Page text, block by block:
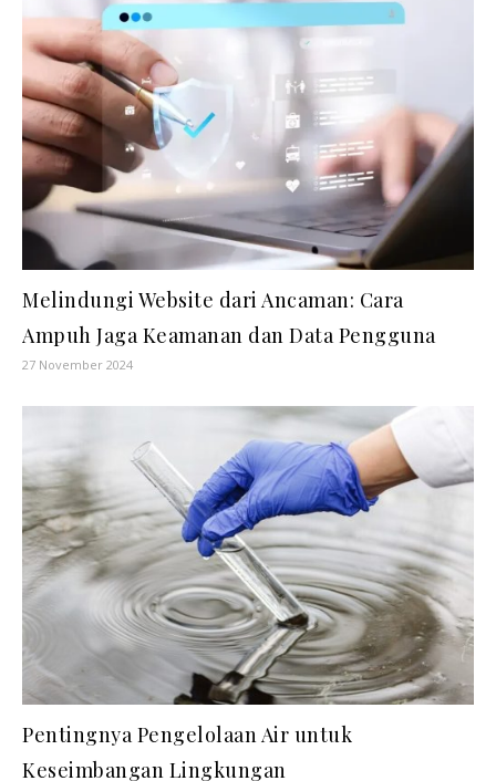
Melindungi Website dari Ancaman: Cara
Ampuh Jaga Keamanan dan Data Pengguna
27 November 2024
Pentingnya Pengelolaan Air untuk
Keseimbangan Lingkungan